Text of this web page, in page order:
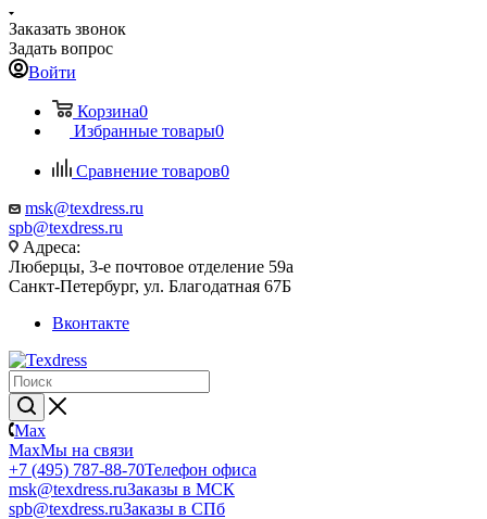
Заказать звонок
Задать вопрос
Войти
Корзина0
Избранные товары0
Сравнение товаров0
msk@texdress.ru
spb@texdress.ru
Адреса:
Люберцы, 3-е почтовое отделение 59а
Санкт-Петербург, ул. Благодатная 67Б
Вконтакте
Max
MaxМы на связи
+7 (495) 787-88-70Телефон офиса
msk@texdress.ruЗаказы в МСК
spb@texdress.ruЗаказы в СПб